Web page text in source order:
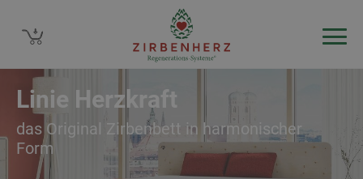
Linie Herzkraft
das Original Zirbenbett in harmonischer
Form